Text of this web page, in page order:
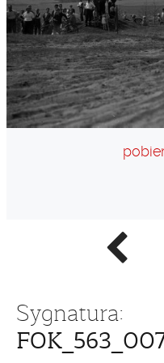
Poprzednie
zdjęcie
Sygnatura: